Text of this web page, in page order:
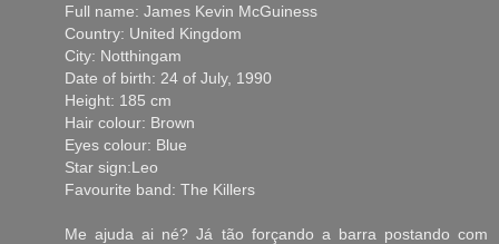
Full name: James Kevin McGuiness
Country: United Kingdom
City: Notthingam
Date of birth: 24 of July, 1990
Height: 185 cm
Hair colour: Brown
Eyes colour: Blue
Star sign:Leo
Favourite band: The Killers
Me ajuda ai né? Já tão forçando a barra postando com